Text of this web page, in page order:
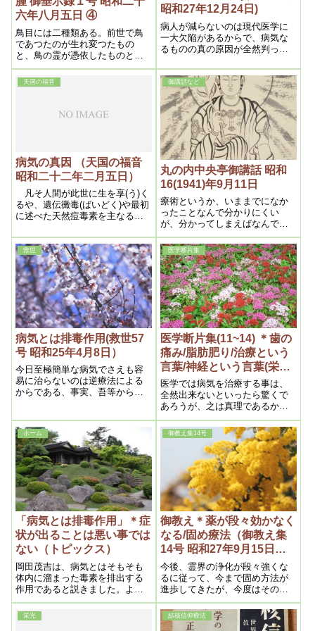
六年八月五日 ④
鳥目には二種類ある。前世で鳥
であつたのが生れ変つたもの
と、鳥の霊が憑依したものとあ
る。鳥の生れ変りは、目だけが
未だ鳥の性質が残つているんで
す。途中から鳥目になつたもの
昭和27年12月24日)
病人が減らないのは現代医学に
一大欠陥があるからで、病気な
るものの真の原因が全然判って
から驚くべきである。では一体
病気とは何ぞやというと、答は
至極簡単である。それは体内に
あってはならない毒物の排除作
用の苦痛であり、毒物とは薬で
あるから、病気程結構なものは
ないのである。このことが肚の
底から分りさえすれば、病気を
心配する処か風邪引き結構、腹
下はらくだし結構、黴菌は有難
いものという訳で事実病気の度
毎たびごとに健康は増し、遂に
は黴菌が浸入しても発病しない
という健康者になるのは勿論で
ある
天国の福音
病気の真因 （天国の福音
昭和二十二年二月五日）
凡そ人間が此世に生を享(う)く
るや、遺伝黴毒(ばいどく)や最初
に述べた天然痘毒素を主なるも
ている事は前項に述べた通りで
ある。そうして之等の毒素の支
障によって健康が完全に保持出
来得ないから、生理的に体外に
排泄せらるべ く、絶えず自然浄
化作用が行われるよう造られて
いるのが人体である
御講話など
丸の内中央亭御講話 昭和
16(1941)年9月11日
療術というか、いままでになか
ったことなんで分かりにくい
が、分かってしまえばなんでも
ないが、分かるまでにはひまも
かかるし、骨も折れる。いまま
で世の中の人が思ってたこと、
言ってたこととはだいぶにちが
う。ほとんど反対のことが多
い。結局、新しい医術というも
のが生まれたと考えるのが一番
いい。
救世
病気とは排毒作用(救世57
号 昭和25年4月8日）
今日至極簡単な病気でさえも容
易に治らないのは逆療法による
からである、事実、吾等からい
れは神が与えた清掃作用である
以上、不純物が或程度溜れば人
間自身が持っている良能力の活
動が発生し治るからであってみ
れば、殆んどの病気は、何等の
手当もせず自然に放任しておく
だけで速かに治癒するのである
医学断片集
医学断片集(11~14) ＊歯の
痛み/脂肪肥り/治療という
言葉/神経という言葉(栄光
159号～162号 昭和27年)
医学では病気を治療する事は、
全然出来ないといったら驚くで
あろうが、之は真理であるから
仕方がない。では誰が治療して
呉れるかというと、それは自分
自身の体である。従って若もし
医療で治るものなら、手術の必
要はない訳である。つまり医療
では病気の個所が治らないか
ら、止むを得ず其個所を除去し
て了しまうのである,iryou
ホーム
「病気とは排毒作用」＊症
状が出ることは悪い事では
ない（トピックス）
岡田茂吉は、病気とはそもそも
体内に溜まった毒素を排出する
作用であると説きました。よっ
て、痰や咳、鼻水や汗、下痢や
発疹などなど、西洋医学でいう
ところの「症状」は皆、身体か
御教え集14号
御教え＊薬が段々効かなく
なる/固め療法（御教え集
14号 昭和27年9月15日
①）
今後、霊界の浄化が段々強くな
るに従って、今まで固め方法が
進歩してきたが、今度はその進
歩も出来なくなる。それと、今
言った借金を一遍に返す時期が
来ますから、それで恐ろしい程
栄光 結核信仰療法